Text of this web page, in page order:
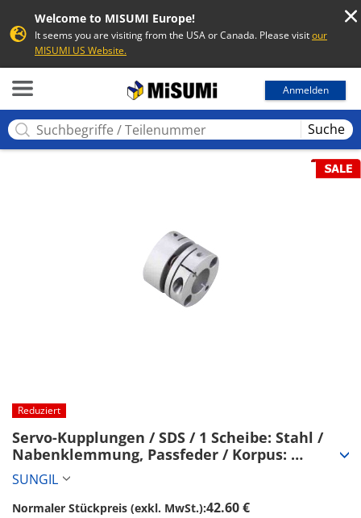
Welcome to MISUMI Europe!
It seems you are visiting from the USA or Canada. Please visitour
MISUMI US Website.
Anmelden
Suche
Reduziert
Servo-Kupplungen / SDS / 1 Scheibe: Stahl /
Nabenklemmung, Passfeder / Korpus:
Aluminium (SDS-39C-6K3X6K2)
SUNGIL
Normaler Stückpreis (exkl. MwSt.):42.60 €